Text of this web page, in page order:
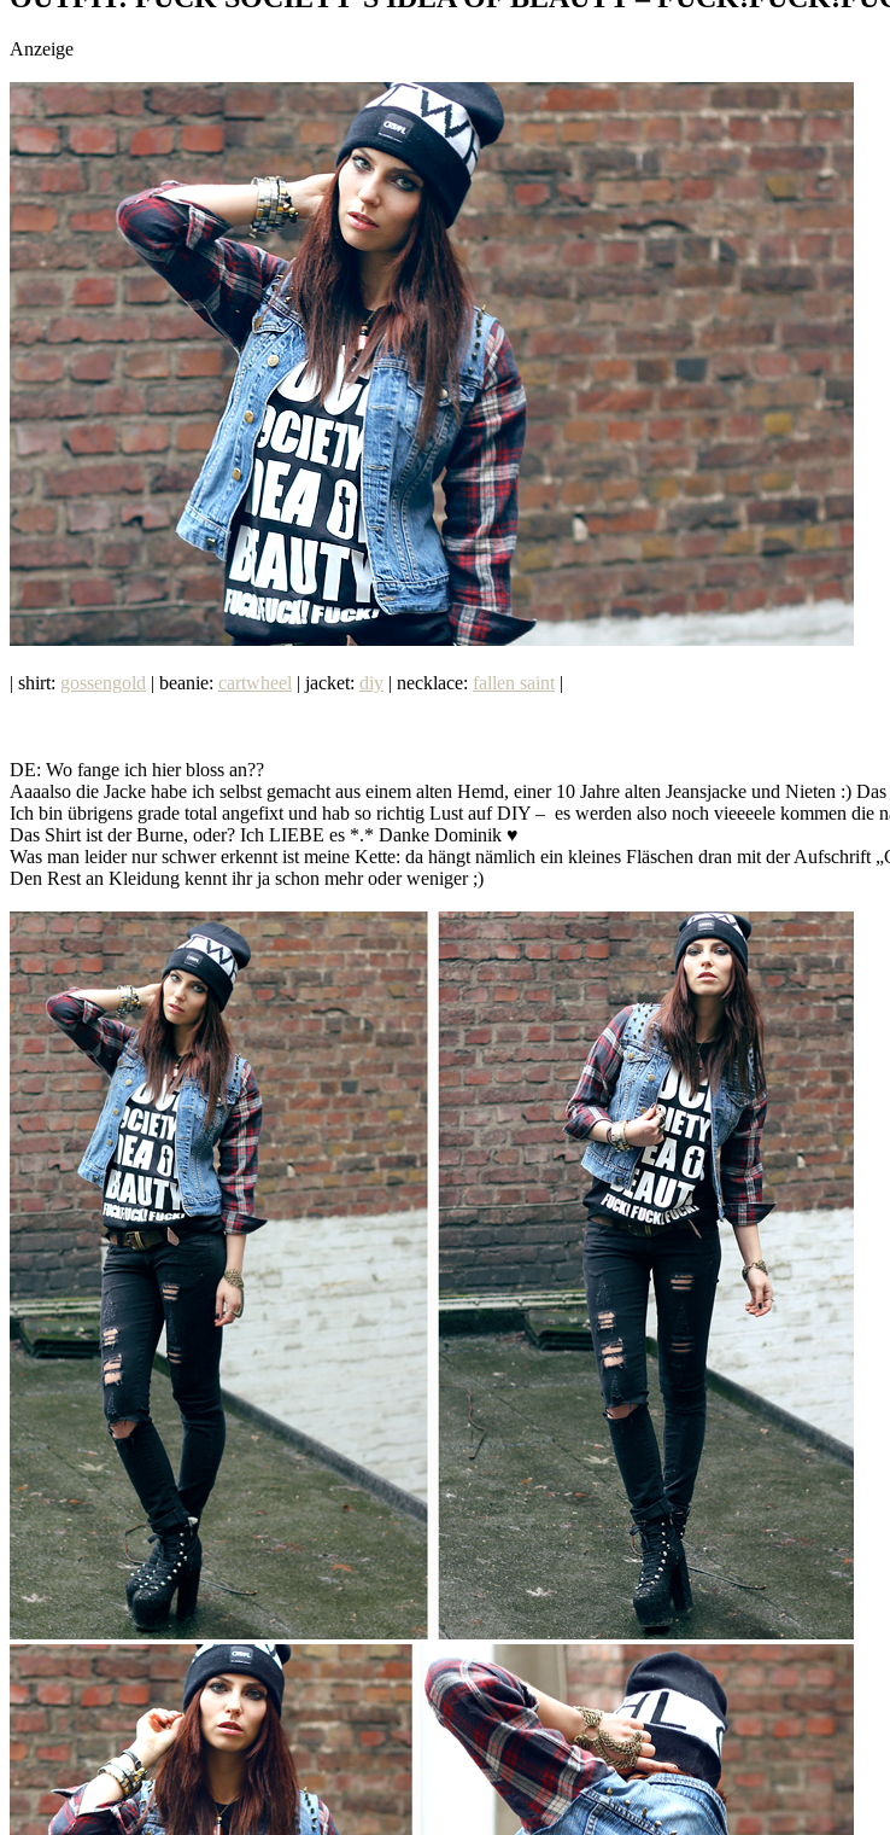
Anzeige
| shirt: gossengold | beanie: cartwheel | jacket: diy | necklace: fallen saint |
DE: Wo fange ich hier bloss an??
Aaaalso die Jacke habe ich selbst gemacht aus einem alten Hemd, einer 10 Jahre alten Jeansjacke und Nieten :)
Ich bin übrigens grade total angefixt und hab so richtig Lust auf DIY – es werden also noch vieeeele kommen die
Das Shirt ist der Burne, oder? Ich LIEBE es *.* Danke Dominik ♥
Was man leider nur schwer erkennt ist meine Kette: da hängt nämlich ein kleines Fläschen dran mit der Aufschrift
Den Rest an Kleidung kennt ihr ja schon mehr oder weniger ;)